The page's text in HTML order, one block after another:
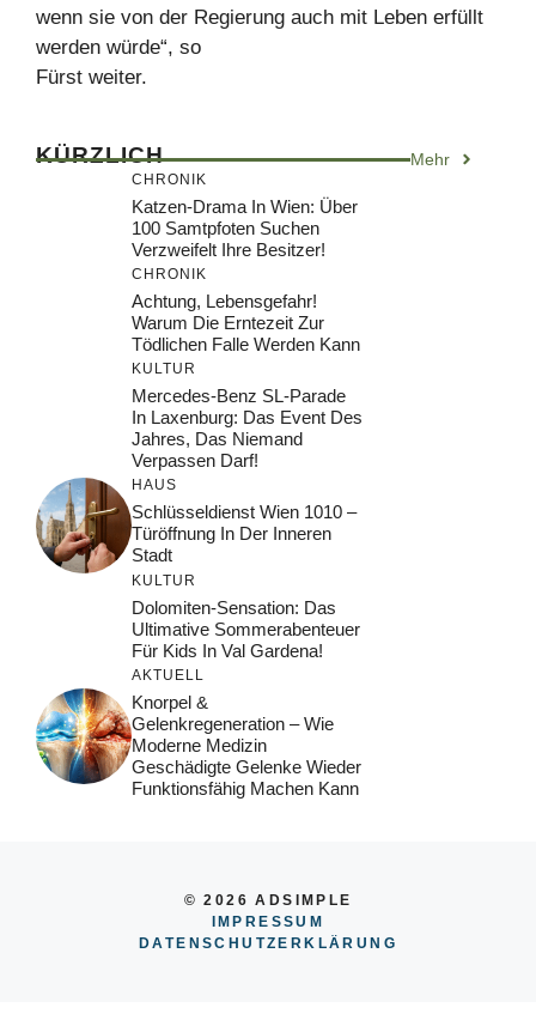
wenn sie von der Regierung auch mit Leben erfüllt
werden würde“, so
Fürst weiter.
KÜRZLICH Mehr
CHRONIK
Katzen-Drama In Wien: Über
100 Samtpfoten Suchen
Verzweifelt Ihre Besitzer!
CHRONIK
Achtung, Lebensgefahr!
Warum Die Erntezeit Zur
Tödlichen Falle Werden Kann
KULTUR
Mercedes-Benz SL-Parade
In Laxenburg: Das Event Des
Jahres, Das Niemand
Verpassen Darf!
HAUS
Schlüsseldienst Wien 1010 –
Türöffnung In Der Inneren
Stadt
KULTUR
Dolomiten-Sensation: Das
Ultimative Sommerabenteuer
Für Kids In Val Gardena!
AKTUELL
Knorpel &
Gelenkregeneration – Wie
Moderne Medizin
Geschädigte Gelenke Wieder
Funktionsfähig Machen Kann
© 2026 ADSIMPLE
IMPRESSUM
DATENSCHUTZERKLÄRUNG